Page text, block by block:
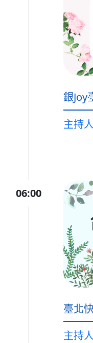
銀Joy
主持人
06:00
臺北
主持人